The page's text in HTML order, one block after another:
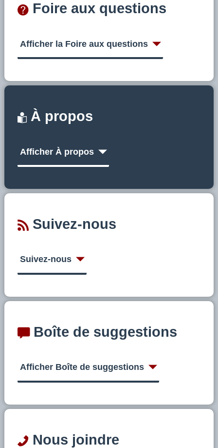
Foire aux questions
Afficher la Foire aux questions
À propos
Afficher À propos
Suivez-nous
Suivez-nous
Boîte de suggestions
Afficher Boîte de suggestions
Nous joindre